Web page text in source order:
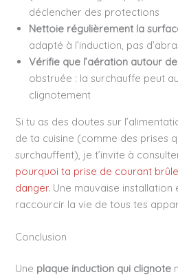
déclencher des protections
Nettoie régulièrement la
adapté à l’induction, pas
Vérifie que l’aération autour
obstruée : la surchauffe peut
clignotement
Si tu as des doutes sur
de ta cuisine (comme des prises
surchauffent), je t’invite à
pourquoi ta prise de courant
danger. Une mauvaise
raccourcir la vie de tous tes
Conclusion
Une plaque induction qui clignote